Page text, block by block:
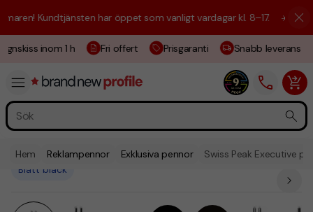
Kundtjänsten har öppet som vanligt vardagar kl. 8–17. ☀️ Vi är
inom 1 h Fri offert Prisgaranti Snabb leverans
Hem Reklampennor Exklusiva pennor Swiss Peak Executive
Blått bläck